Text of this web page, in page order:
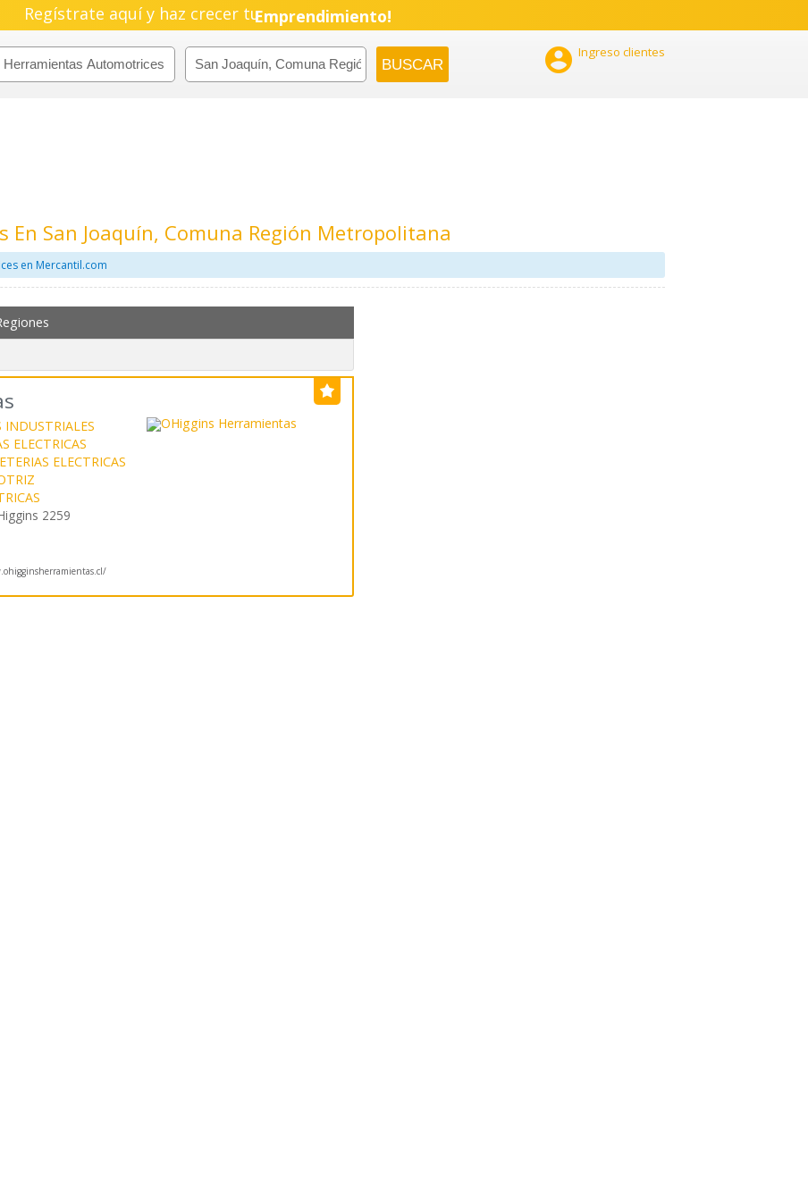
Regístrate aquí y haz crecer tuEmprendimiento!
 Ingreso clientes
San Joaquín, Comuna Región Metropolitana
en Mercantil.com
INDUSTRIALES
ELECTRICAS
ELECTRICAS
2259